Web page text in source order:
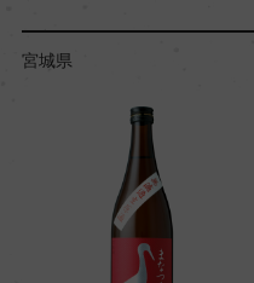
宮城県